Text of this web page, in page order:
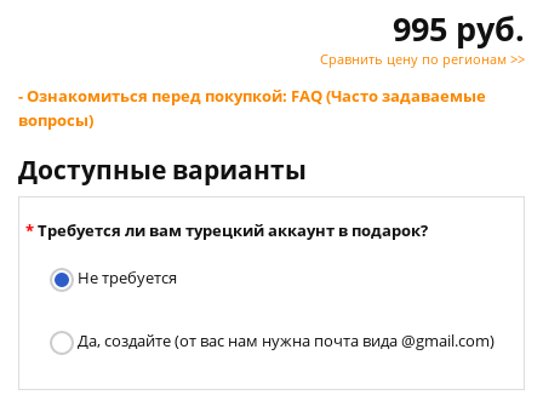
995 руб.
Сравнить цену по регионам >>
- Ознакомиться перед покупкой: FAQ (Часто задаваемые
вопросы)
Доступные варианты
Требуется ли вам турецкий аккаунт в подарок?
Не требуется
Да, создайте (от вас нам нужна почта вида @gmail.com)